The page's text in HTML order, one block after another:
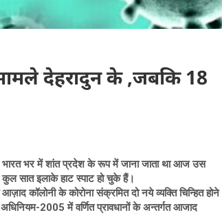
देहरादुन के ,जबकि 18
भारत भर में शांत प्रदेश के रूप में जाना जाता था आज उस
कुल सात इलाके हाट स्पाट हो चुके हैं।
कॉलोनी के कोरोना संक्रमित दो नये व्यक्ति चिन्हित होने
2005 में वर्णित प्रावधानों के अन्तर्गत आजाद